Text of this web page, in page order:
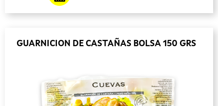
GUARNICION DE CASTAÑAS BOLSA 150 GRS